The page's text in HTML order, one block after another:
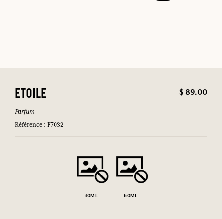
ETOILE $ 89.00
Parfum
Référence : F7032
30ML 60ML